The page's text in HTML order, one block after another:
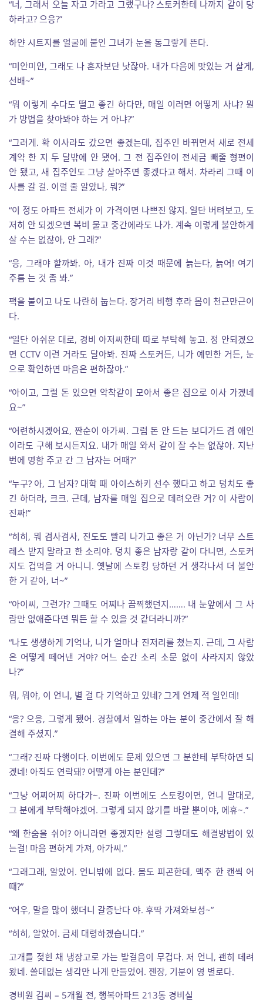
“너, 그래서 오늘 자고 가라고 그랬구나? 스토커한테 나까지 같이 당
하라고? 으응?”
하얀 시트지를 얼굴에 붙인 그녀가 눈을 동그랗게 뜬다.
“미안미안, 그래도 나 혼자보단 낫잖아. 내가 다음에 맛있는 거 살게,
선배~”
“뭐 이렇게 수다도 떨고 좋긴 하다만, 매일 이러면 어떻게 사냐? 뭔
가 방법을 찾아봐야 하는 거 아냐?”
“그러게. 확 이사라도 갔으면 좋겠는데, 집주인 바뀌면서 새로 전세
계약 한 지 두 달밖에 안 됐어. 그 전 집주인이 전세금 빼줄 형편이
안 됐고, 새 집주인도 그냥 살아주면 좋겠다고 해서. 차라리 그때 이
사를 갈 걸. 이럴 줄 알았나, 뭐?”
“이 정도 아파트 전세가 이 가격이면 나쁘진 않지. 일단 버텨보고, 도
저히 안 되겠으면 복비 물고 중간에라도 나가. 계속 이렇게 불안하게
살 수는 없잖아, 안 그래?”
“응, 그래야 할까봐. 아, 내가 진짜 이것 때문에 늙는다, 늙어! 여기
주름 는 것 좀 봐.”
팩을 붙이고 나도 나란히 눕는다. 장거리 비행 후라 몸이 천근만근이
다.
“일단 아쉬운 대로, 경비 아저씨한테 따로 부탁해 놓고. 정 안되겠으
면 CCTV 이런 거라도 달아봐. 진짜 스토커든, 니가 예민한 거든, 눈
으로 확인하면 마음은 편하잖아.”
“아이고, 그럴 돈 있으면 악착같이 모아서 좋은 집으로 이사 가겠네
요~”
“어련하시겠어요, 짠순이 아가씨. 그럼 돈 안 드는 보디가드 겸 애인
이라도 구해 보시든지요. 내가 매일 와서 같이 잘 수는 없잖아. 지난
번에 명함 주고 간 그 남자는 어때?”
“누구? 아, 그 남자? 대학 때 아이스하키 선수 했다고 하고 덩치도 좋
긴 하더라, 크크. 근데, 남자를 매일 집으로 데려오란 거? 이 사람이
진짜!”
“히히, 뭐 겸사겸사, 진도도 빨리 나가고 좋은 거 아닌가? 너무 스트
레스 받지 말라고 한 소리야. 덩치 좋은 남자랑 같이 다니면, 스토커
지도 겁먹을 거 아니니. 옛날에 스토킹 당하던 거 생각나서 더 불안
한 거 같아, 너~”
“아이씨, 그런가? 그때도 어찌나 끔찍했던지……. 내 눈앞에서 그 사
람만 없애준다면 뭐든 할 수 있을 것 같더라니까?”
“나도 생생하게 기억나, 니가 얼마나 진저리를 쳤는지. 근데, 그 사람
은 어떻게 떼어낸 거야? 어느 순간 소리 소문 없이 사라지지 않았
나?”
뭐, 뭐야, 이 언니, 별 걸 다 기억하고 있네? 그게 언제 적 일인데!
“응? 으응, 그렇게 됐어. 경찰에서 일하는 아는 분이 중간에서 잘 해
결해 주셨지.”
“그래? 진짜 다행이다. 이번에도 문제 있으면 그 분한테 부탁하면 되
겠네! 아직도 연락돼? 어떻게 아는 분인데?”
“그냥 어찌어찌 하다가~. 진짜 이번에도 스토킹이면, 언니 말대로,
그 분에게 부탁해야겠어. 그렇게 되지 않기를 바랄 뿐이야, 에휴~.”
“왜 한숨을 쉬어? 아니라면 좋겠지만 설령 그렇대도 해결방법이 있
는걸! 마음 편하게 가져, 아가씨.”
“그래그래, 알았어. 언니밖에 없다. 몸도 피곤한데, 맥주 한 캔씩 어
때?”
“어우, 말을 많이 했더니 갈증난다 야. 후딱 가져와보셩~”
“히히, 알았어. 금세 대령하겠습니다.”
고개를 젖힌 채 냉장고로 가는 발걸음이 무겁다. 저 언니, 괜히 데려
왔네. 쓸데없는 생각만 나게 만들었어. 젠장, 기분이 영 별로다.
경비원 김씨 – 5개월 전, 행복아파트 213동 경비실